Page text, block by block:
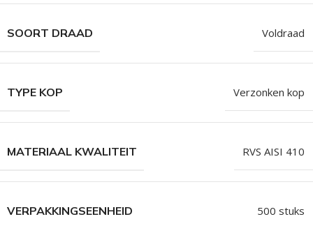
SOORT DRAAD Voldraad
TYPE KOP Verzonken kop
MATERIAAL KWALITEIT RVS AISI 410
VERPAKKINGSEENHEID 500 stuks